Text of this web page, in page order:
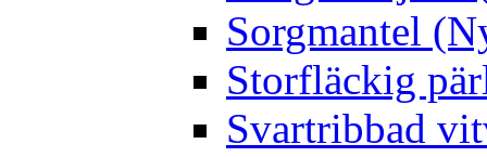
Sorgmantel
Storfläckig
Svartribbad